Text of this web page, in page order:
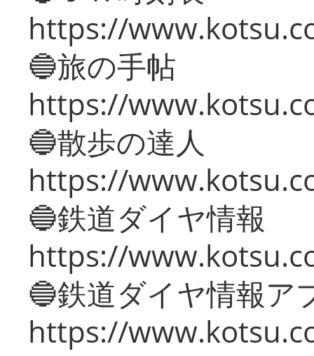
https://
🔵旅の手帖
https://
🔵散歩の達人
https://
🔵鉄道ダイヤ情報
https://
🔵鉄道ダイヤ情報ア
https://